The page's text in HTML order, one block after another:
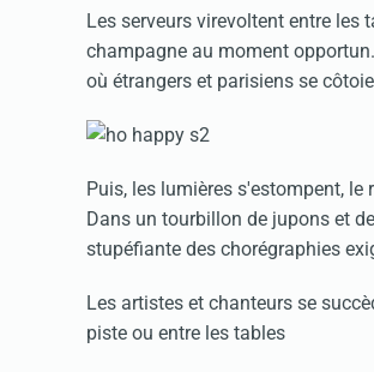
Les serveurs virevoltent entre les
champagne au moment
où étrangers et parisiens se
Puis, les lumières s'estompent, le
Dans un tourbillon de jupons et
stupéfiante des chorégraphies
Les artistes et chanteurs se
piste ou entre les tables